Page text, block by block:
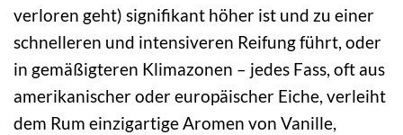
verloren geht) signifikant höher ist und zu einer
schnelleren und intensiveren Reifung führt, oder
in gemäßigteren Klimazonen – jedes Fass, oft aus
amerikanischer oder europäischer Eiche, verleiht
dem Rum einzigartige Aromen von Vanille,